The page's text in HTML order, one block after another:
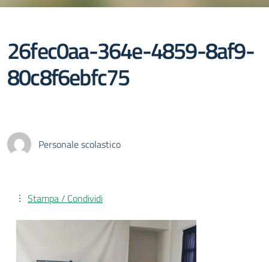
26fec0aa-364e-4859-8af9-
80c8f6ebfc75
Personale scolastico
Stampa / Condividi